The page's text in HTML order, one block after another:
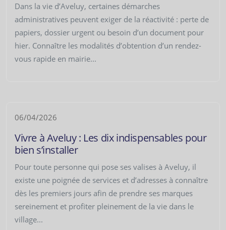
Dans la vie d’Aveluy, certaines démarches
administratives peuvent exiger de la réactivité : perte de
papiers, dossier urgent ou besoin d’un document pour
hier. Connaître les modalités d’obtention d’un rendez-
vous rapide en mairie...
06/04/2026
Vivre à Aveluy : Les dix indispensables pour
bien s’installer
Pour toute personne qui pose ses valises à Aveluy, il
existe une poignée de services et d’adresses à connaître
dès les premiers jours afin de prendre ses marques
sereinement et profiter pleinement de la vie dans le
village...